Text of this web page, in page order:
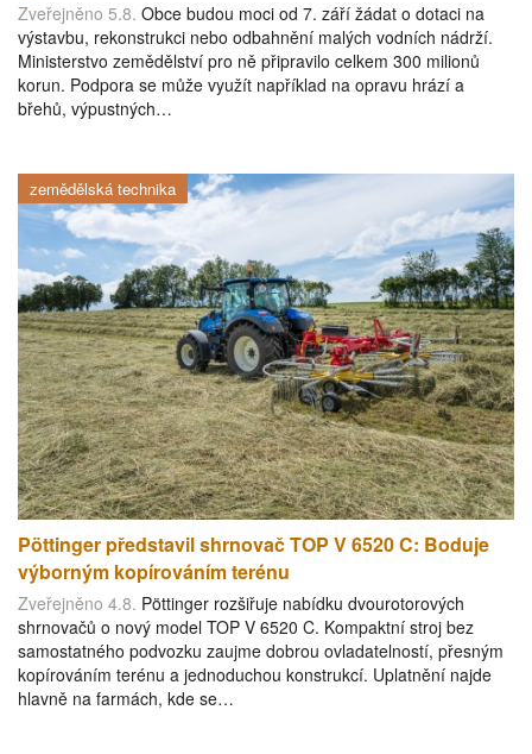
Zveřejněno 5.8. Obce budou moci od 7. září žádat o dotaci na
výstavbu, rekonstrukci nebo odbahnění malých vodních nádrží.
Ministerstvo zemědělství pro ně připravilo celkem 300 milionů
korun. Podpora se může využít například na opravu hrází a
břehů, výpustných…
zemědělská technika
Pöttinger představil shrnovač TOP V 6520 C: Boduje
výborným kopírováním terénu
Zveřejněno 4.8. Pöttinger rozšiřuje nabídku dvourotorových
shrnovačů o nový model TOP V 6520 C. Kompaktní stroj bez
samostatného podvozku zaujme dobrou ovladatelností, přesným
kopírováním terénu a jednoduchou konstrukcí. Uplatnění najde
hlavně na farmách, kde se…